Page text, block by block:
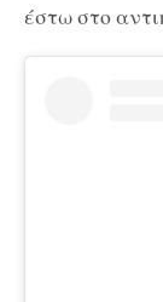
έστω στο